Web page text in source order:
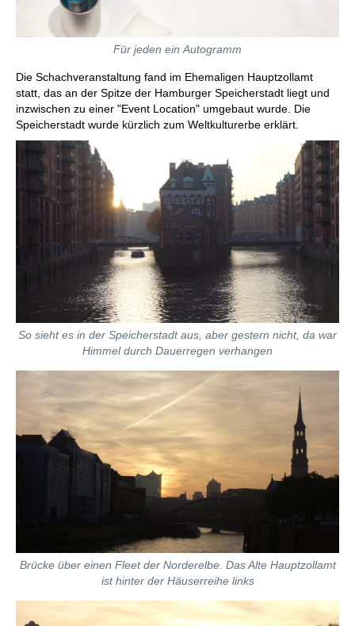
Für jeden ein Autogramm
Die Schachveranstaltung fand im Ehemaligen Hauptzollamt
statt, das an der Spitze der Hamburger Speicherstadt liegt und
inzwischen zu einer "Event Location" umgebaut wurde. Die
Speicherstadt wurde kürzlich zum Weltkulturerbe erklärt.
So sieht es in der Speicherstadt aus, aber gestern nicht, da war
Himmel durch Dauerregen verhangen
Brücke über einen Fleet der Norderelbe. Das Alte Hauptzollamt
ist hinter der Häuserreihe links